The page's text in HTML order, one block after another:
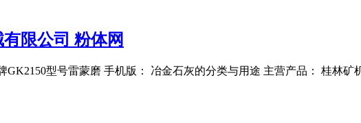
限公司 粉体网
型号雷蒙磨 手机版： 冶金石灰的分类与用途 主营产品： 桂林